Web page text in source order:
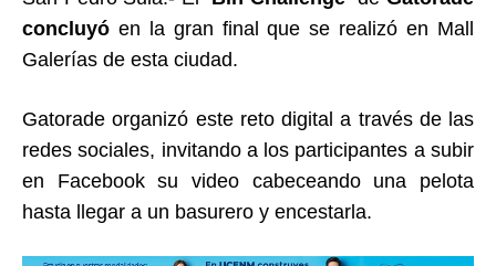
concluyó en la gran final que se realizó en Mall
Galerías de esta ciudad.
Gatorade organizó este reto digital a través de las
redes sociales, invitando a los participantes a subir
en Facebook su video cabeceando una pelota
hasta llegar a un basurero y encestarla.